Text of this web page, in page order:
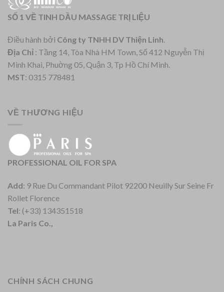
SỐ 1 VỀ TINH DẦU MASSAGE TRỊ LIỆU
Điều hành bởi Công ty TNHH DV Thiện Linh.
Địa Chỉ : Tầng 14, Tòa Nhà HM Town, Số 412 Nguyễn Thị
Minh Khai, Phuờng 05, Quận 3, Tp Hồ Chí Minh.
MST: 0315 778481
VỀ THƯƠNG HIỆU
PROFESSIONAL OIL FOR SPA
Add: 9 Rue Du Commandant Pilot 92200 Neuilly Sur Seine Fr
Rollet Florence
Tel: (+33) 134351518
La Paris Co.,
CHÍNH SÁCH CHUNG